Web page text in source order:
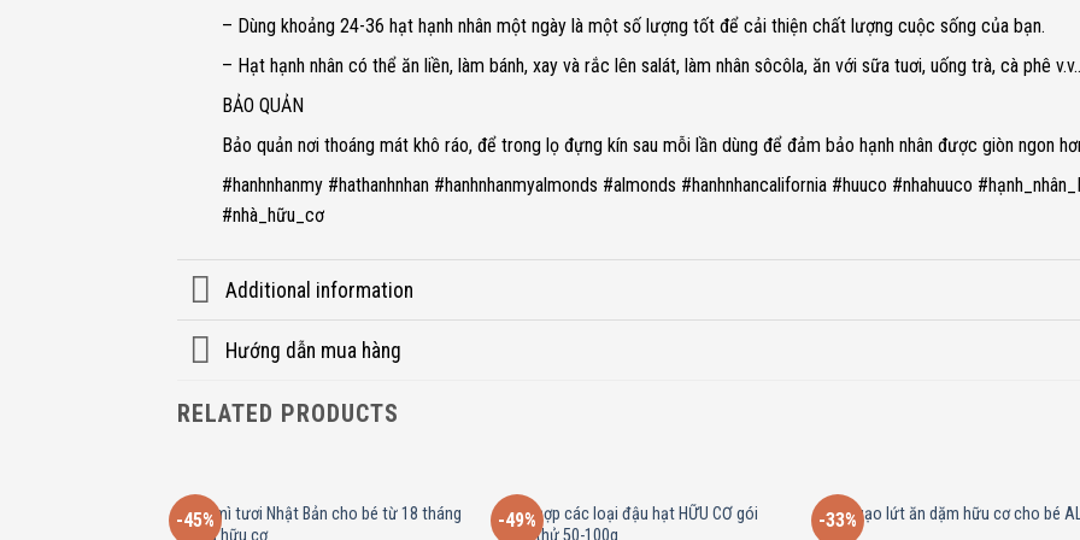
– Dùng khoảng 24-36 hạt hạnh nhân một ngày là một số lượng tốt để cải thiện chất lượng cuộc sống của bạn.
– Hạt hạnh nhân có thể ăn liền, làm bánh, xay và rắc lên salát, làm nhân sôcôla, ăn với sữa tuơi, uống trà, cà phê
BẢO QUẢN
Bảo quản nơi thoáng mát khô ráo, để trong lọ đựng kín sau mỗi lần dùng để đảm bảo hạnh nhân được giòn ngon
#hanhnhanmy #hathanhnhan #hanhnhanmyalmonds #almonds #hanhnhancalifornia #huuco #nhahuuco
#nhà_hữu_cơ
Additional information
Hướng dẫn mua hàng
RELATED PRODUCTS
-45%
Bánh mì tươi Nhật Bản cho bé từ 18 tháng
-49%
Tổng hợp các loại đậu hạt HỮU CƠ gói
-33%
Bánh gạo lứt ăn dặm hữu cơ cho bé